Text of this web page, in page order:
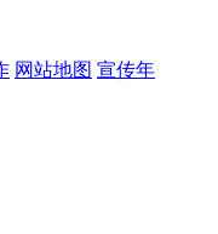
网站地图 宣传年